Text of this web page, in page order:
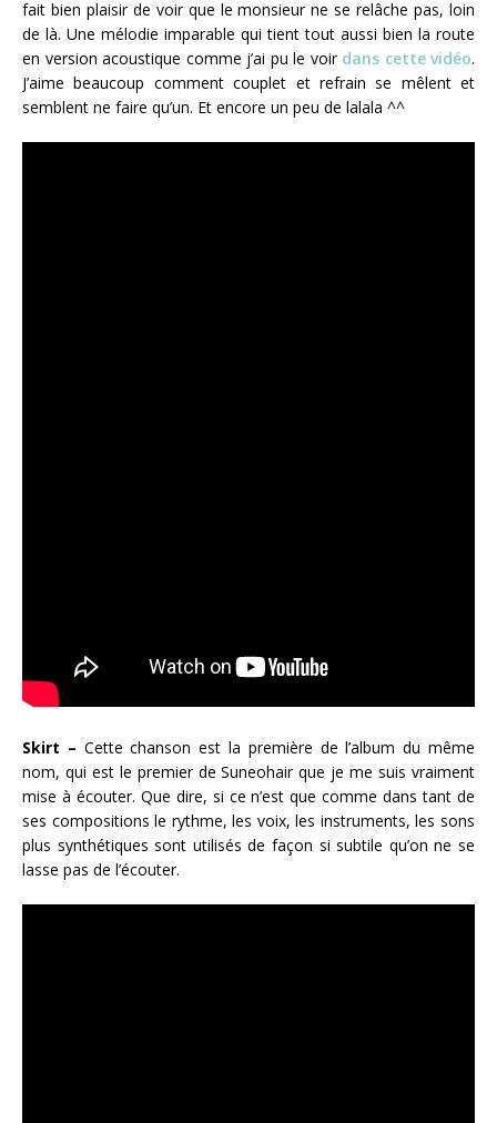
fait bien plaisir de voir que le monsieur ne se relâche pas, loin
de là. Une mélodie imparable qui tient tout aussi bien la route
en version acoustique comme j’ai pu le voir dans cette vidéo.
J’aime beaucoup comment couplet et refrain se mêlent et
semblent ne faire qu’un. Et encore un peu de lalala ^^
Skirt – Cette chanson est la première de l’album du même
nom, qui est le premier de Suneohair que je me suis vraiment
mise à écouter. Que dire, si ce n’est que comme dans tant de
ses compositions le rythme, les voix, les instruments, les sons
plus synthétiques sont utilisés de façon si subtile qu’on ne se
lasse pas de l’écouter.